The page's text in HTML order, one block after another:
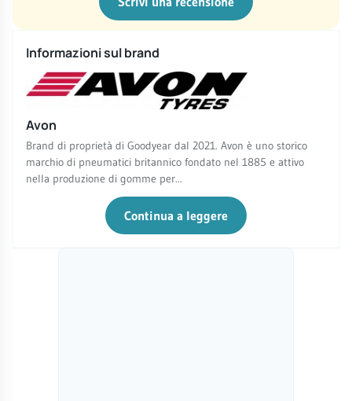
Informazioni sul brand
Avon
Brand di proprietà di Goodyear dal 2021. Avon è uno storico
marchio di pneumatici britannico fondato nel 1885 e attivo
nella produzione di gomme per...
Continua a leggere